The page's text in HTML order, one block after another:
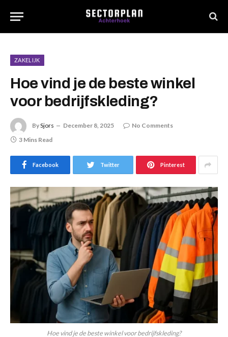
ZAKELIJK
Hoe vind je de beste winkel
voor bedrijfskleding?
BySjors December 8, 2025
No Comments
3 Mins Read
Facebook Twitter Pinterest
Hoe vind je de beste winkel voor bedrijfskleding?